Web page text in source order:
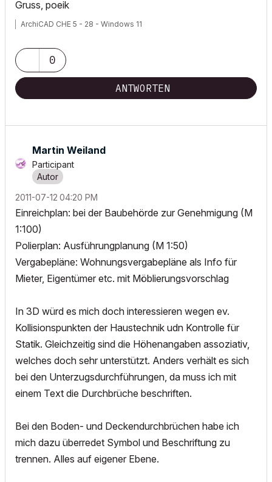
Gruss, poeik
ArchiCAD CHE 5 - 28 - Windows 11
0
ANTWORTEN
Martin Weiland
Participant
‎2011-07-12 04:20 PM
Einreichplan: bei der Baubehörde zur Genehmigung (M
1:100)
Polierplan: Ausführungplanung (M 1:50)
Vergabepläne: Wohnungsvergabepläne als Info für
Mieter, Eigentümer etc. mit Möblierungsvorschlag
In 3D würd es mich doch interessieren wegen ev.
Kollisionspunkten der Haustechnik udn Kontrolle für
Statik. Gleichzeitig sind die Höhenangaben assoziativ,
welches doch sehr unterstützt. Anders verhält es sich
bei den Unterzugsdurchführungen, da muss ich mit
einem Text die Durchbrüche beschriften.
Bei den Boden- und Deckendurchbrüchen habe ich
mich dazu überredet Symbol und Beschriftung zu
trennen. Alles auf eigener Ebene.